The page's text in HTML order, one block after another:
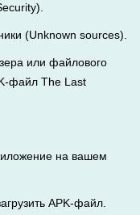
(Unknown sources).
или файлового
файл The Last
на вашем
APK-файл.